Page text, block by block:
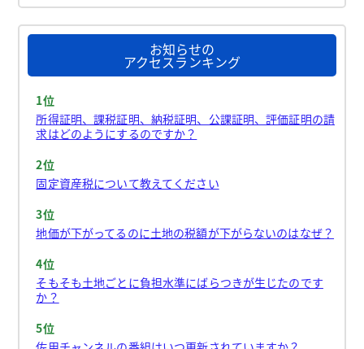
お知らせの
アクセスランキング
1位
所得証明、課税証明、納税証明、公課証明、評価証明の請
求はどのようにするのですか？
2位
固定資産税について教えてください
3位
地価が下がってるのに土地の税額が下がらないのはなぜ？
4位
そもそも土地ごとに負担水準にばらつきが生じたのです
か？
5位